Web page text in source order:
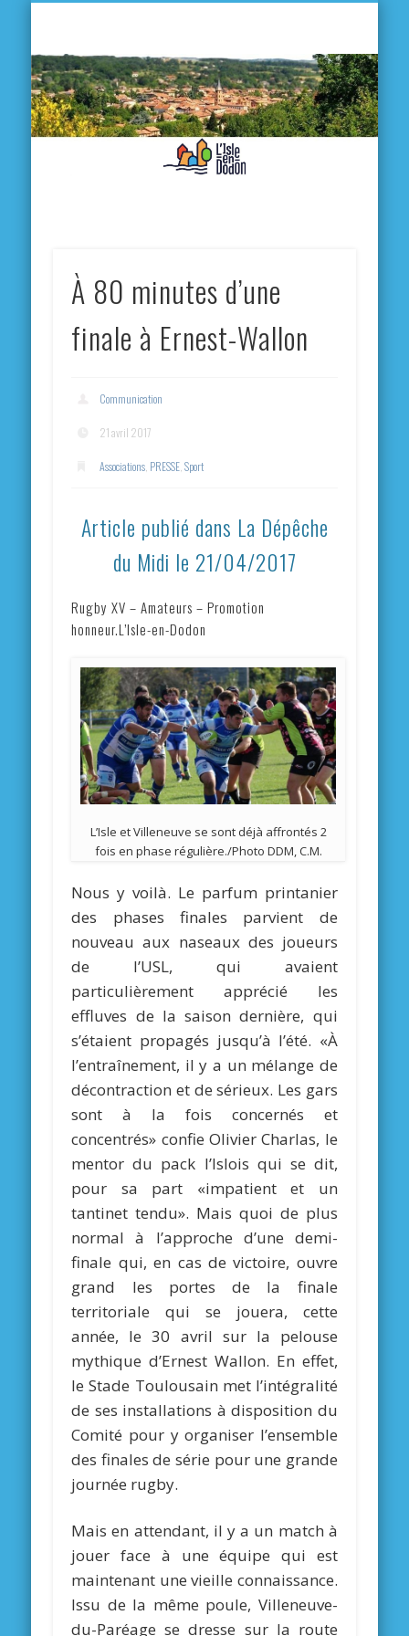
À 80 minutes d’une
finale à Ernest-Wallon
Communication
21 avril 2017
Associations PRESSE ,Sport
Article publié dans La Dépêche
du Midi le 21/04/2017
Rugby XV – Amateurs – Promotion
honneur.L’Isle-en-Dodon
L’Isle et Villeneuve se sont déjà affrontés 2
fois en phase régulière./Photo DDM, C.M.
Nous y voilà. Le parfum printanier
des phases finales parvient de
nouveau aux naseaux des joueurs
de l’USL, qui avaient
particulièrement apprécié les
effluves de la saison dernière, qui
s’étaient propagés jusqu’à l’été. «À
l’entraînement, il y a un mélange de
décontraction et de sérieux. Les gars
sont à la fois concernés et
concentrés» confie Olivier Charlas, le
mentor du pack l’Islois qui se dit,
pour sa part «impatient et un
tantinet tendu». Mais quoi de plus
normal à l’approche d’une demi-
finale qui, en cas de victoire, ouvre
grand les portes de la finale
territoriale qui se jouera, cette
année, le 30 avril sur la pelouse
mythique d’Ernest Wallon. En effet,
le Stade Toulousain met l’intégralité
de ses installations à disposition du
Comité pour y organiser l’ensemble
des finales de série pour une grande
journée rugby.
Mais en attendant, il y a un match à
jouer face à une équipe qui est
maintenant une vieille connaissance.
Issu de la même poule, Villeneuve-
du-Paréage se dresse sur la route